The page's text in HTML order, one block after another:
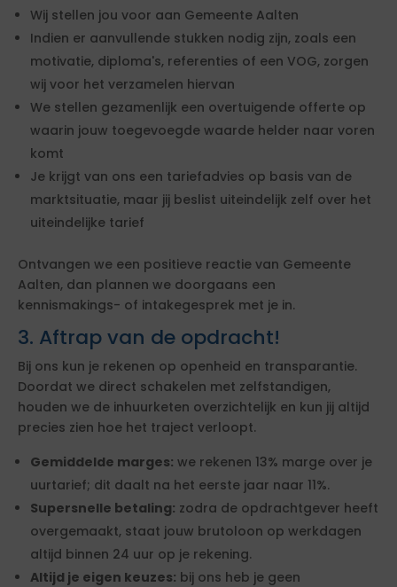
Wij stellen jou voor aan Gemeente Aalten
Indien er aanvullende stukken nodig zijn, zoals een
motivatie, diploma's, referenties of een VOG, zorgen
wij voor het verzamelen hiervan
We stellen gezamenlijk een overtuigende offerte op
waarin jouw toegevoegde waarde helder naar voren
komt
Je krijgt van ons een tariefadvies op basis van de
marktsituatie, maar jij beslist uiteindelijk zelf over het
uiteindelijke tarief
Ontvangen we een positieve reactie van Gemeente
Aalten, dan plannen we doorgaans een
kennismakings- of intakegesprek met je in.
3. Aftrap van de opdracht!
Bij ons kun je rekenen op openheid en transparantie.
Doordat we direct schakelen met zelfstandigen,
houden we de inhuurketen overzichtelijk en kun jij altijd
precies zien hoe het traject verloopt.
Gemiddelde marges: we rekenen 13% marge over je
uurtarief; dit daalt na het eerste jaar naar 11%.
Supersnelle betaling: zodra de opdrachtgever heeft
overgemaakt, staat jouw brutoloon op werkdagen
altijd binnen 24 uur op je rekening.
Altijd je eigen keuzes: bij ons heb je geen